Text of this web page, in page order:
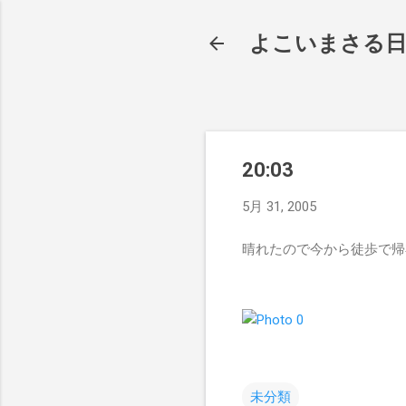
よこいまさる
20:03
5月 31, 2005
晴れたので今から徒歩で帰
未分類